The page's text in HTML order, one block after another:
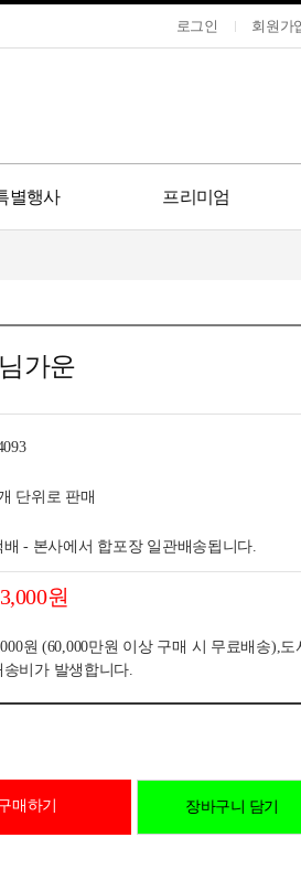
로그인 회원가
별행사 프리미엄
가운
단위로 판매
배 - 본사에서 합포장 일관배송됩니다.
원
원(60,000만원 이상 구매 시 무료배송),
송비가 발생합니다.
매하기 장바구니 담기